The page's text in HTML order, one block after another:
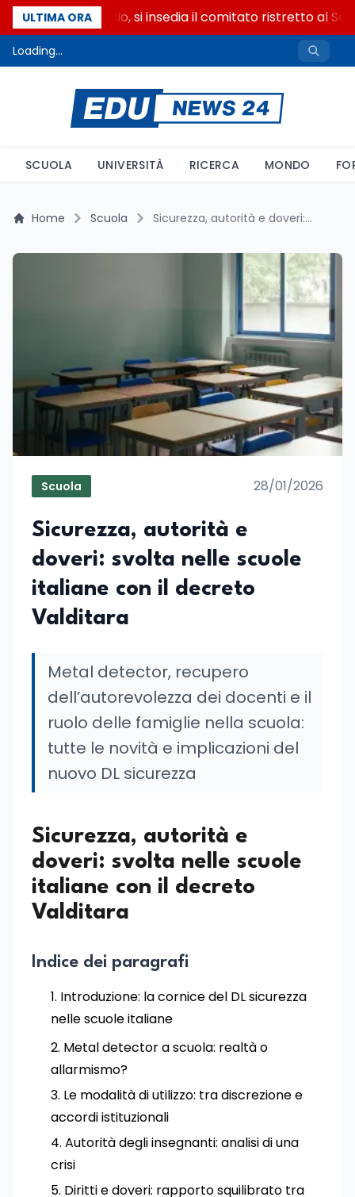
ULTIMA ORA
Riforma del calcio, si insedia il comitato ristretto al
Loading...
SCUOLA UNIVERSITÀ RICERCA MONDO
Home Scuola Sicurezza, autorità e doveri: svolta nelle scuole italiane con il decreto Valditara
Scuola 28/01/2026
Sicurezza, autorità e
doveri: svolta nelle scuole
italiane con il decreto
Valditara
Metal detector, recupero
dell’autorevolezza dei docenti e il
ruolo delle famiglie nella scuola:
tutte le novità e implicazioni del
nuovo DL sicurezza
Sicurezza, autorità e
doveri: svolta nelle scuole
italiane con il decreto
Valditara
Indice dei paragrafi
Introduzione: la cornice del DL sicurezza
nelle scuole italiane
Metal detector a scuola: realtà o
allarmismo?
Le modalità di utilizzo: tra discrezione e
accordi istituzionali
Autorità degli insegnanti: analisi di una
crisi
Diritti e doveri: rapporto squilibrato tra